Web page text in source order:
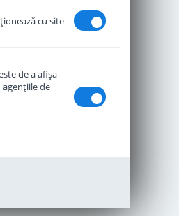
cu site-
de a afişa
de